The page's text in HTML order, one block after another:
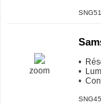
zoom
•
•
•